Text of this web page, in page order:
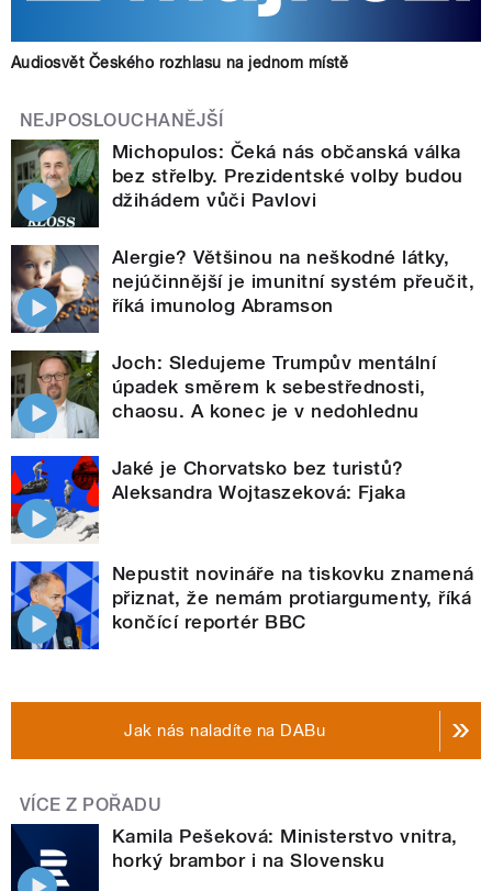
Audiosvět Českého rozhlasu na jednom místě
NEJPOSLOUCHANĚJŠÍ
Michopulos: Čeká nás občanská válka
bez střelby. Prezidentské volby budou
džihádem vůči Pavlovi
Alergie? Většinou na neškodné látky,
nejúčinnější je imunitní systém přeučit,
říká imunolog Abramson
Joch: Sledujeme Trumpův mentální
úpadek směrem k sebestřednosti,
chaosu. A konec je v nedohlednu
Jaké je Chorvatsko bez turistů?
Aleksandra Wojtaszeková: Fjaka
Nepustit novináře na tiskovku znamená
přiznat, že nemám protiargumenty, říká
končící reportér BBC
Jak nás naladíte na DABu
VÍCE Z POŘADU
Kamila Pešeková: Ministerstvo vnitra,
horký brambor i na Slovensku